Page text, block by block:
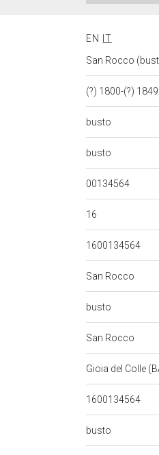
EN
IT
San Rocco
(?) 1800-(?) 1849
busto
busto
00134564
16
1600134564
San Rocco
busto
San Rocco
Gioia del Colle
1600134564
busto